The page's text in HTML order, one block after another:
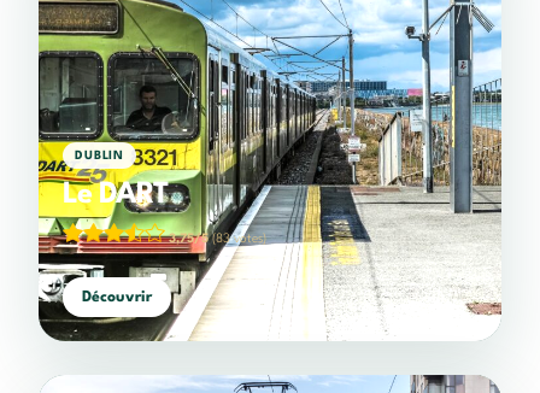
DUBLIN
Le DART
3,75/5(83 votes)
Découvrir